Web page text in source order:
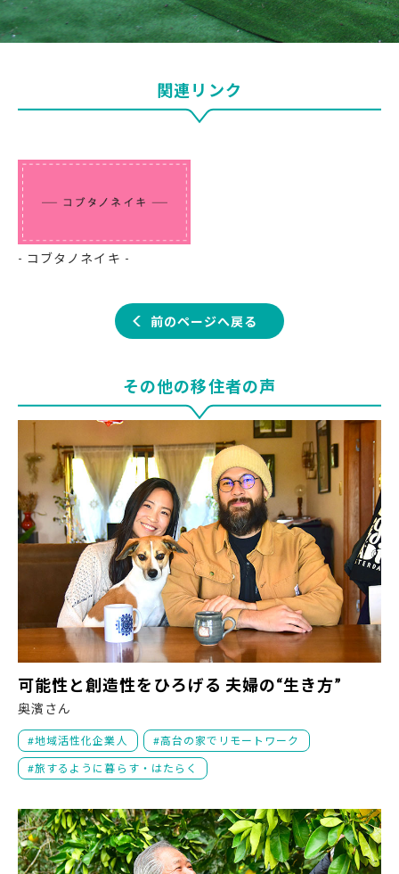
関連リンク
- コブタノネイキ -
前のページへ戻る
その他の移住者の声
可能性と創造性をひろげる 夫婦の“生き方”
奥濱さん
地域活性化企業人 高台の家でリモートワーク
旅するように暮らす・はたらく